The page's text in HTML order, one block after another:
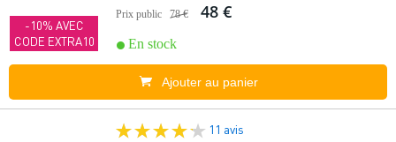
-10% AVEC
CODE EXTRA10
Prix public 78 € 48 €
En stock
Ajouter au panier
11 avis